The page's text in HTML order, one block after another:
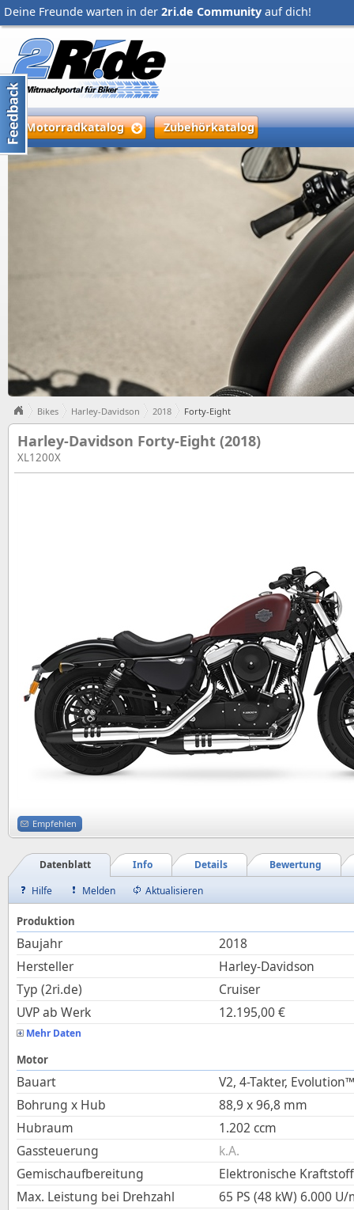
Deine Freunde warten in der 2ri.de Community auf dich!
Motorradkatalog Zubehörkatalog
Bikes Harley-Davidson 2018 Forty-Eight
Harley-Davidson Forty-Eight (2018)
XL1200X
Empfehlen
Bewertung
Details
Info
Datenblatt
Hilfe
Melden Aktualisieren
Produktion
Baujahr
2018
Hersteller
Harley-Davidson
Typ (2ri.de)
Cruiser
UVP ab Werk
12.195,00€
Mehr Daten
Motor
Bauart
V2, 4-Takter, Evolution™
Bohrung x Hub
88,9 x96,8 mm
Hubraum
1.202 ccm
Gassteuerung
k.A.
Gemischaufbereitung
Elektronische
Max. Leistung bei Drehzahl
65 PS (48 kW) 6.000 U/